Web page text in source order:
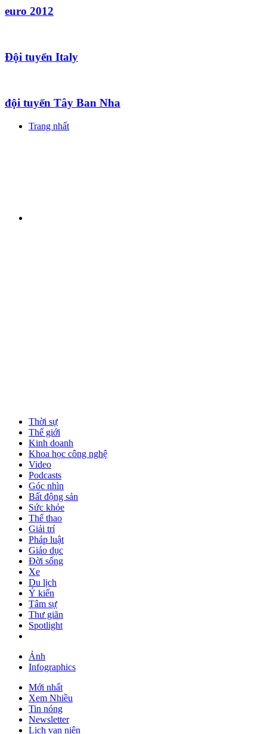
euro 2012
Đội tuyển Italy
đội tuyển Tây Ban Nha
Trang nhất
Thời sự
Thế giới
Kinh doanh
Khoa học công nghệ
Video
Podcasts
Góc nhìn
Bất động sản
Sức khỏe
Thể thao
Giải trí
Pháp luật
Giáo dục
Đời sống
Xe
Du lịch
Ý kiến
Tâm sự
Thư giãn
Spotlight
Ảnh
Infographics
Mới nhất
Xem Nhiều
Tin nóng
Newsletter
Lịch vạn niên